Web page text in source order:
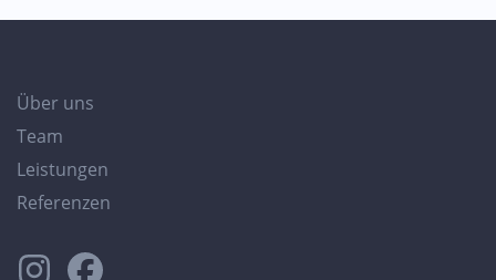
Über uns
Team
Leistungen
Referenzen